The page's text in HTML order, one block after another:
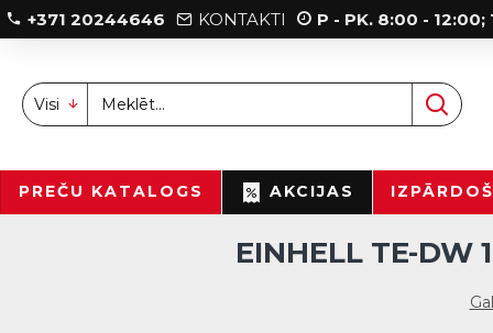
+371 20244646 KONTAKTI P - PK. 8:00 - 12:00;
Visi
PREČU KATALOGS AKCIJAS
EINHELL TE-DW